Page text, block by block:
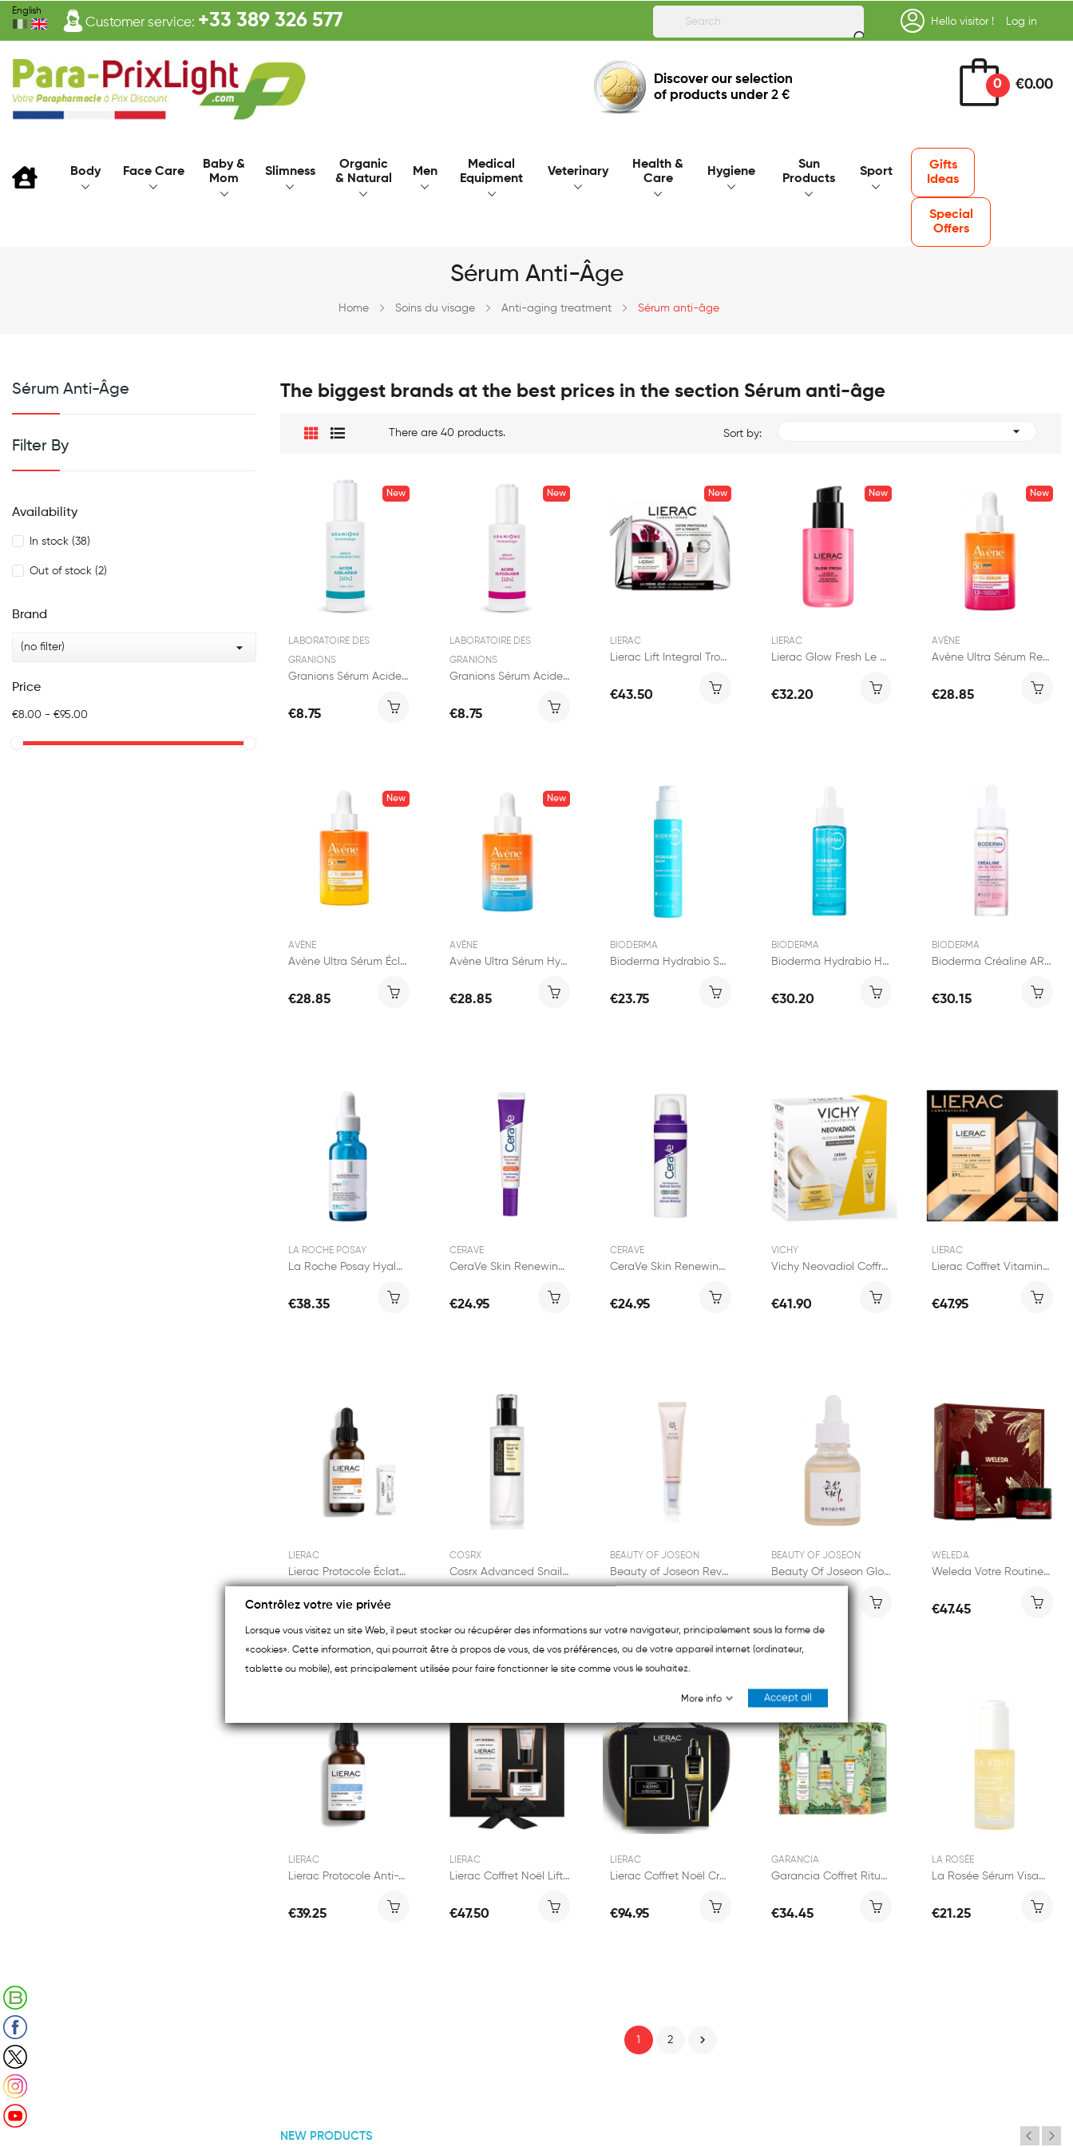
English
Hello visitor ! Log in
Customer service: +33 389 326 577
Discover our selection
of products under2 €
0 €0.00
Body Face Care
Baby &
Mom
Slimness
Organic
& Natural
Men
Medical
Equipment
Veterinary
Health &
Care
Hygiene
Sun
Products
Sport
Gifts
Ideas
Special
Offers
Sérum Anti-Âge
Home Soins du visage Anti-aging treatment Sérum anti-âge
Sérum Anti-Âge
Filter By
Availability
In stock (38)
Out of stock (2)
Brand
(no filter) 
Price
€8.00 - €95.00
The biggest brands at the best prices in the section Sérum anti-âge
There are 40 products. Sort by: 
New
LABORATOIRE DES
GRANIONS
Granions Sérum Acide Azelaïque 12% 30ml
€8.75
New
LABORATOIRE DES
GRANIONS
Granions Sérum Acide Glycolique 12% 30ml
€8.75
New
LIERAC
Lierac Lift Integral Trousse Votre Protocole...
€43.50
New
LIERAC
Lierac Glow Fresh Le Sérum Booster Éclat 30ml
€32.20
New
AVÈNE
Avène Ultra Sérum Repulpant SPF50+ 30ml
€28.85
New
AVÈNE
Avène Ultra Sérum Éclat SPF50+ 30ml
€28.85
New
AVÈNE
Avène Ultra Sérum Hydratant SPF50+ 30ml
€28.85
BIODERMA
Bioderma Hydrabio Sérum Booster Hydratant 40ml
€23.75
BIODERMA
Bioderma Hydrabio Hyalu+ Sérum 30ml
€30.20
BIODERMA
Bioderma Créaline AR Bi-Sérum 30ml
€30.15
LA ROCHE POSAY
La Roche Posay Hyalu B5 Sérum Suractivé...
€38.35
CERAVE
CeraVe Skin Renewing Sérum Vitamine C 30ml
€24.95
CERAVE
CeraVe Skin Renewing Sérum Rétinol 30ml
€24.95
VICHY
Vichy Neovadiol Coffret Post-Ménopause...
€41.90
LIERAC
Lierac Coffret Vitamine C Pure 30ml + Diopti 15ml
€47.95
LIERAC
Lierac Protocole Éclat Le Sérum Concentré 30ml
€56.70
COSRX
Cosrx Advanced Snail 96 Mucin Power Essence 100ml
BEAUTY OF JOSEON
Beauty of Joseon Revive Eye Serum Ginseng +...
BEAUTY OF JOSEON
Beauty Of Joseon Glow Deep Serum: Rice +Alpha...
WELEDA
Weleda Votre Routine Raffermissante
€47.45
LIERAC
Lierac Protocole Anti-Taches Sérum 30ml
€39.25
LIERAC
Lierac Coffret Noël Lift Intégral Sérum
€47.50
LIERAC
Lierac Coffret Noël Crème Voluptueuse Anti-Âge
€94.95
GARANCIA
Garancia Coffret Rituel Éclat & Lumière
€34.45
LA ROSÉE
La Rosée Sérum Visage Repulpant 30ml
€21.25
1 2 
NEW PRODUCTS
Contrôlez votre vie privée
Lorsque vous visitez un site Web, il peut stocker ou récupérer des informations sur votre navigateur, principalement sous la forme de
«cookies». Cette information, qui pourrait être à propos de vous, de vos préférences, ou de votre appareil internet (ordinateur,
tablette ou mobile), est principalement utilisée pour faire fonctionner le site comme vous le souhaitez.
More info Accept all